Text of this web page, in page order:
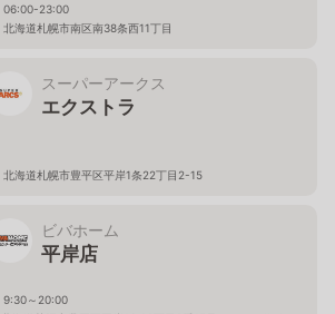
06:00-23:00
北海道札幌市南区南38条西11丁目
スーパーアークス
エクストラ
北海道札幌市豊平区平岸1条22丁目2-15
ビバホーム
平岸店
9:30～20:00